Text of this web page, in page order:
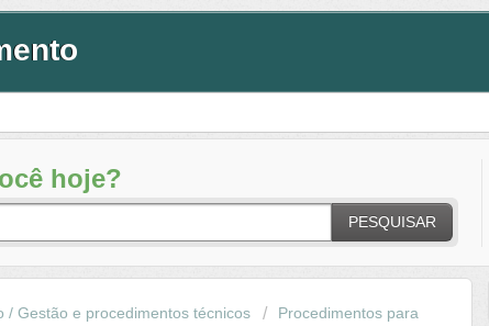
hoje?
PESQUISAR
/ Gestão e procedimentos técnicos
Procedimentos para